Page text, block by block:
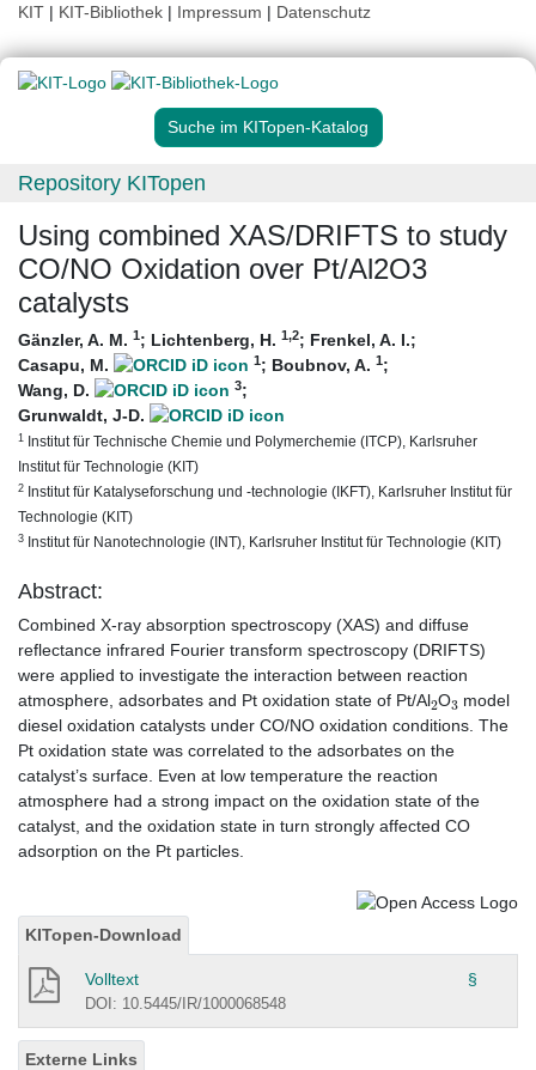
KIT | KIT-Bibliothek | Impressum | Datenschutz
Suche im KITopen-Katalog
Repository KITopen
Using combined XAS/DRIFTS to study
CO/NO Oxidation over Pt/Al2O3
catalysts
Gänzler, A. M. 1; Lichtenberg, H. 1,2; Frenkel, A. I.;
Casapu, M.
1; Boubnov, A. 1;
Wang, D.
3;
Grunwaldt, J-D.
1 Institut für Technische Chemie und Polymerchemie (ITCP), Karlsruher
Institut für Technologie (KIT)
2 Institut für Katalyseforschung und -technologie (IKFT), Karlsruher Institut für
Technologie (KIT)
3 Institut für Nanotechnologie (INT), Karlsruher Institut für Technologie (KIT)
Abstract:
Combined X-ray absorption spectroscopy (XAS) and diffuse
reflectance infrared Fourier transform spectroscopy (DRIFTS)
were applied to investigate the interaction between reaction
atmosphere, adsorbates and Pt oxidation state of Pt/Al2O3model
diesel oxidation catalysts under CO/NO oxidation conditions. The
Pt oxidation state was correlated to the adsorbates on the
catalyst’s surface. Even at low temperature the reaction
atmosphere had a strong impact on the oxidation state of the
catalyst, and the oxidation state in turn strongly affected CO
adsorption on the Pt particles.
KITopen-Download
Volltext §
DOI: 10.5445/IR/1000068548
Externe Links